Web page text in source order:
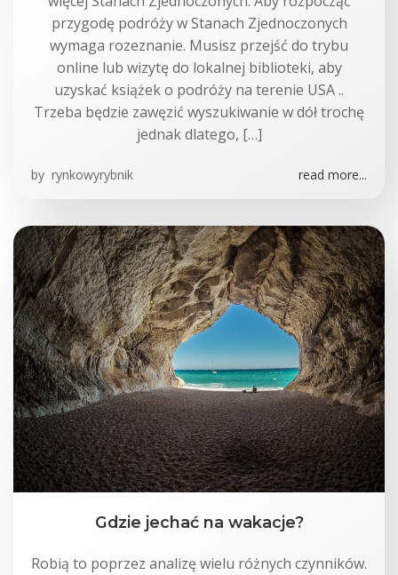
przygodę podróży w Stanach Zjednoczonych
wymaga rozeznanie. Musisz przejść do trybu
online lub wizytę do lokalnej biblioteki, aby
uzyskać książek o podróży na terenie USA ..
Trzeba będzie zawęzić wyszukiwanie w dół trochę
jednak dlatego, […]
by rynkowyrybnik read more...
Gdzie jechać na wakacje?
Robią to poprzez analizę wielu różnych czynników.